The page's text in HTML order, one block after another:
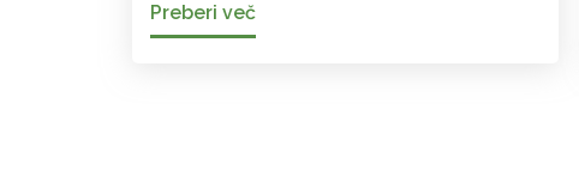
Preberi več